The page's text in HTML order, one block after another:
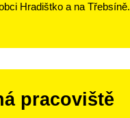
Hradištko a na Třebsíně.
pracoviště